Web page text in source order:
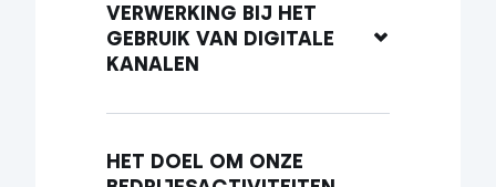
VERWERKING BIJ HET
GEBRUIK VAN DIGITALE
KANALEN
HET DOEL OM ONZE